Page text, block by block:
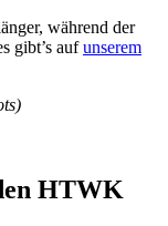
während der
gibt’s aufunserem
HTWK